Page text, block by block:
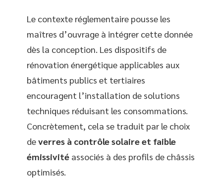
Le contexte réglementaire pousse les
maîtres d’ouvrage à intégrer cette donnée
dès la conception. Les dispositifs de
rénovation énergétique applicables aux
bâtiments publics et tertiaires
encouragent l’installation de solutions
techniques réduisant les consommations.
Concrètement, cela se traduit par le choix
deverres à contrôle solaire et faible
émissivité associés à des profils de châssis
optimisés.